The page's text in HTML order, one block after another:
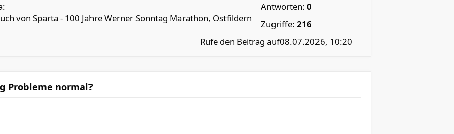
von Sparta - 100 Jahre Werner Sonntag Marathon, Ostfildern
Antworten: 0
Zugriffe: 216
08.07.2026, 10:20
Rufe den Beitrag auf
Probleme normal?